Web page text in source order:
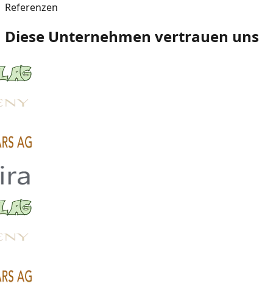
Referenzen
Diese Unternehmen vertrauen uns